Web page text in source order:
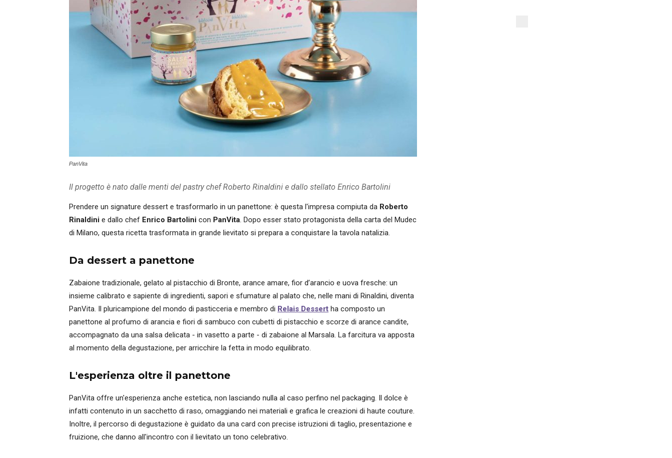
PanVita
Il progetto è nato dalle menti del pastry chef Roberto Rinaldini e dallo stellato Enrico Bartolini
Prendere un signature dessert e trasformarlo in un panettone: è questa l'impresa compiuta da Roberto
Rinaldini e dallo chef Enrico Bartolini con PanVita. Dopo esser stato protagonista della carta del Mudec
di Milano, questa ricetta trasformata in grande lievitato si prepara a conquistare la tavola natalizia.
Da dessert a panettone
Zabaione tradizionale, gelato al pistacchio di Bronte, arance amare, fior d’arancio e uova fresche: un
insieme calibrato e sapiente di ingredienti, sapori e sfumature al palato che, nelle mani di Rinaldini, diventa
PanVita. Il pluricampione del mondo di pasticceria e membro di Relais Dessert ha composto un
panettone al profumo di arancia e fiori di sambuco con cubetti di pistacchio e scorze di arance candite,
accompagnato da una salsa delicata - in vasetto a parte - di zabaione al Marsala. La farcitura va apposta
al momento della degustazione, per arricchire la fetta in modo equilibrato.
L'esperienza oltre il panettone
PanVita offre un'esperienza anche estetica, non lasciando nulla al caso perfino nel packaging. Il dolce è
infatti contenuto in un sacchetto di raso, omaggiando nei materiali e grafica le creazioni di haute couture.
Inoltre, il percorso di degustazione è guidato da una card con precise istruzioni di taglio, presentazione e
fruizione, che danno all'incontro con il lievitato un tono celebrativo.